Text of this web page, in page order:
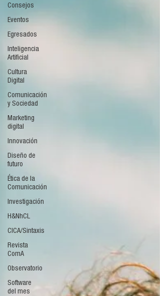
Consejos
Eventos
Egresados
Inteligencia
Artificial
Cultura
Digital
Comunicación
y Sociedad
Marketing
digital
Innovación
Diseño de
futuro
Ética de la
Comunicación
Investigación
H&NhCL
CICA/Sintaxis
Revista
ComA
Observatorio
Software
del mes